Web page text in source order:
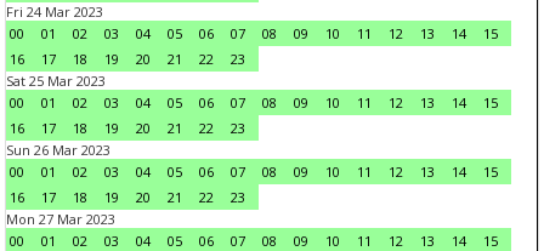
Fri 24 Mar 2023
00
01 02 03 04 05 06 07 08 09 10 11 12 13 14
15
16
17 18 19 20 21 22
23
Sat 25 Mar 2023
00
01 02 03 04 05 06 07 08 09 10 11 12 13 14
15
16
17 18 19 20 21 22
23
Sun 26 Mar 2023
00
01 02 03 04 05 06 07 08 09 10 11 12 13 14
15
16
17 18 19 20 21 22
23
Mon 27 Mar 2023
00
01 02 03 04 05 06 07 08 09 10 11 12 13 14
15